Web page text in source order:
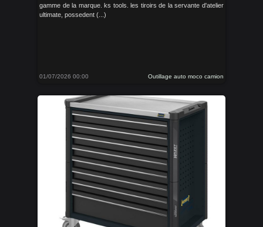
gamme de la marque. ks tools. les tiroirs de la servante d'atelier
ultimate, possedent (...)
01/07/2026 00:00 Outillage auto moco camion